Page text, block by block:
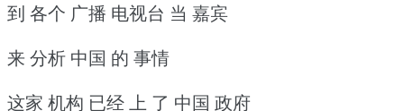
到 各个 广播 电视台 当 嘉宾
来 分析 中国 的 事情
这家 机构 已经 上 了 中国 政府